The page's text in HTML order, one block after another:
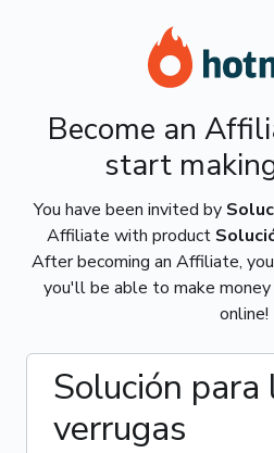
Become an
start
You have been invited by
Affiliate with product
After becoming an Affiliate,
you'll be able to make
online!
Solución para
verrugas